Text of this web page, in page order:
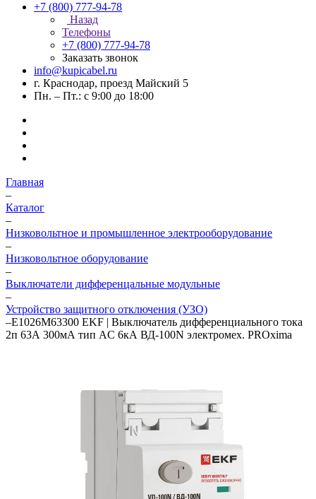
+7 (800) 777-94-78
Назад
Телефоны
+7 (800) 777-94-78
Заказать звонок
info@kupicabel.ru
г. Краснодар, проезд Майский 5
Пн. – Пт.: с 9:00 до 18:00
Главная
–
Каталог
–
Низковольтное и промышленное электрооборудование
–
Низковольтное оборудование
–
Выключатели дифференцальные модульные
–
Устройство защитного отключения (УЗО)
–E1026M63300 EKF | Выключатель дифференциального тока
2п 63А 300мА тип AC 6кА ВД-100N электромех. PROxima